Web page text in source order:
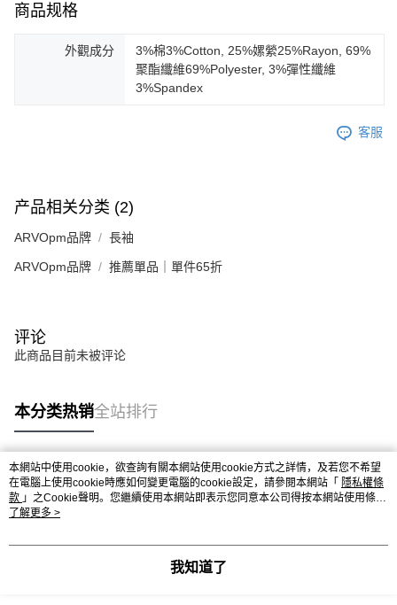
商品规格
外觀成分
3%棉3%Cotton, 25%嫘縈25%Rayon, 69%
聚酯纖維69%Polyester, 3%彈性纖維
3%Spandex
客服
产品相关分类 (2)
ARVOpm品牌 長袖
ARVOpm品牌 推薦單品｜單件65折
评论
此商品目前未被评论
本分类热销全站排行
热门标签
本網站中使用cookie，欲查詢有關本網站使用cookie方式之詳情，及若您不希望
在電腦上使用cookie時應如何變更電腦的cookie設定，請參閱本網站「 隱私權條
款 」之Cookie聲明。您繼續使用本網站即表示您同意本公司得按本網站使用條款
之Cookie聲明使用cookie。
了解更多 >
我知道了